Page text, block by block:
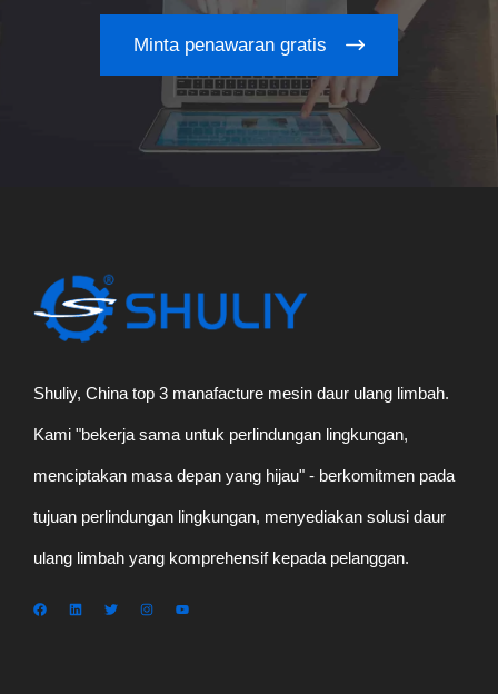
Minta penawaran gratis
Shuliy, China top 3 manafacture mesin daur ulang limbah.
Kami "bekerja sama untuk perlindungan lingkungan,
menciptakan masa depan yang hijau" - berkomitmen pada
tujuan perlindungan lingkungan, menyediakan solusi daur
ulang limbah yang komprehensif kepada pelanggan.